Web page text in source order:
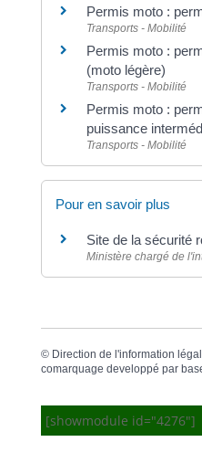
Permis moto :
Transports - Mobilité
Permis moto :
(moto légère)
Transports - Mobilité
Permis moto :
puissance
Transports - Mobilité
Pour en savoir plus
Site de la sécurité
Ministère chargé de
© Direction de l'information
comarquage developpé par
[showmodule id="4276"]